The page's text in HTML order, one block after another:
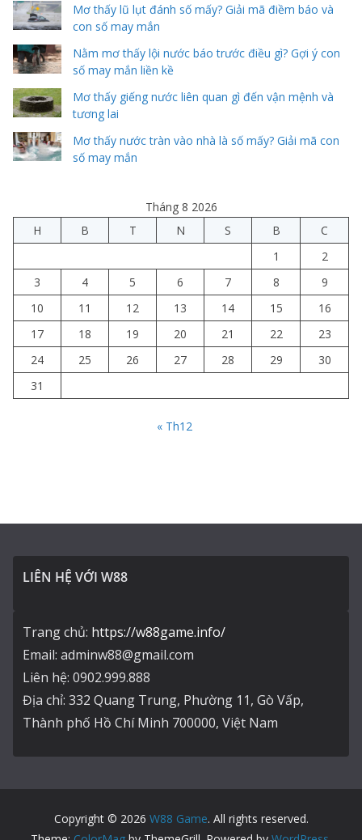
Mơ thấy lũ lụt đánh số mấy? Giải mã điềm báo và
con số may mắn
Nằm mơ thấy lội nước báo trước điều gì? Gợi ý con
số may mắn liền kề
Mơ thấy giếng nước liên quan gì đến vận mệnh và
tương lai
Mơ thấy nước tràn vào nhà là số mấy? Giải mã con
số may mắn
Tháng 8 2026
H
B T N S B
C
1
2
3
4 5 6 7 8
9
10
11 12 13 14 15
16
17
18 19 20 21 22
23
24
25 26 27 28 29
30
31
« Th12
LIÊN HỆ VỚI W88
Trang chủ: https://w88game.info/
Email: adminw88@gmail.com
Liên hệ: 0902.999.888
Địa chỉ: 332 Quang Trung, Phường 11, Gò Vấp,
Thành phố Hồ Chí Minh 700000, Việt Nam
Copyright © 2026 W88 Game. All rights reserved.